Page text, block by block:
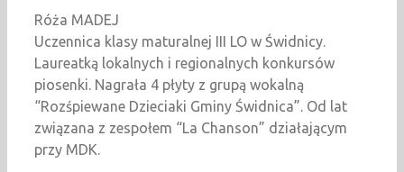
Róża MADEJ
Uczennica klasy maturalnej III LO w Świdnicy.
Laureatką lokalnych i regionalnych konkursów
piosenki. Nagrała 4 płyty z grupą wokalną
“Rozśpiewane Dzieciaki Gminy Świdnica”. Od lat
związana z zespołem “La Chanson” działającym
przy MDK.